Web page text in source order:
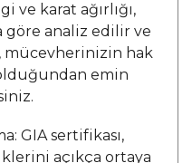
ve karat ağırlığı,
göre analiz edilir ve
mücevherinizin hak
emin
GIA sertifikası,
açıkça ortaya